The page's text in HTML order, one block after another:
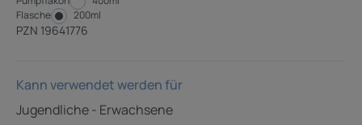
Flasche
Flasche
200ml
PZN 19641776
Kann verwendet werden für
Jugendliche - Erwachsene